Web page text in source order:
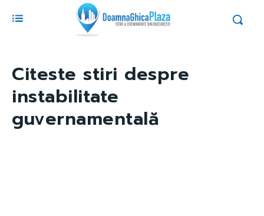
Citeste stiri despre
instabilitate
guvernamentală